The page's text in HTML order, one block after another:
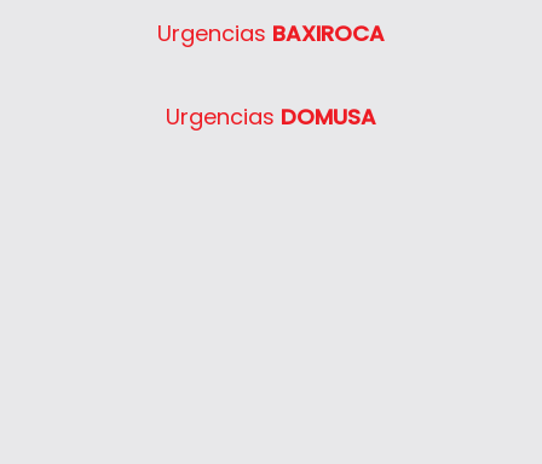
Urgencias BAXIROCA
Urgencias DOMUSA